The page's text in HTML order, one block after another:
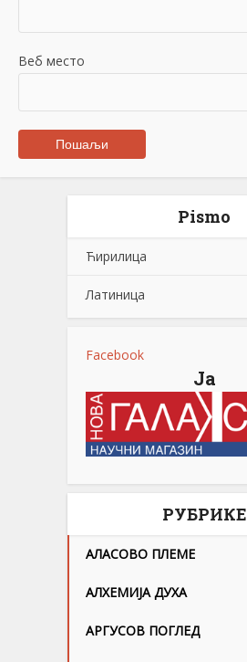
Веб место
Pismo
Ћирилица
Латиница
Facebook
Ја
РУБРИКЕ
АЛАСОВО ПЛЕМЕ
АЛХЕМИЈА ДУХА
АРГУСОВ ПОГЛЕД